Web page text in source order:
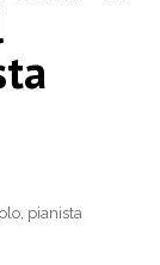
pianista